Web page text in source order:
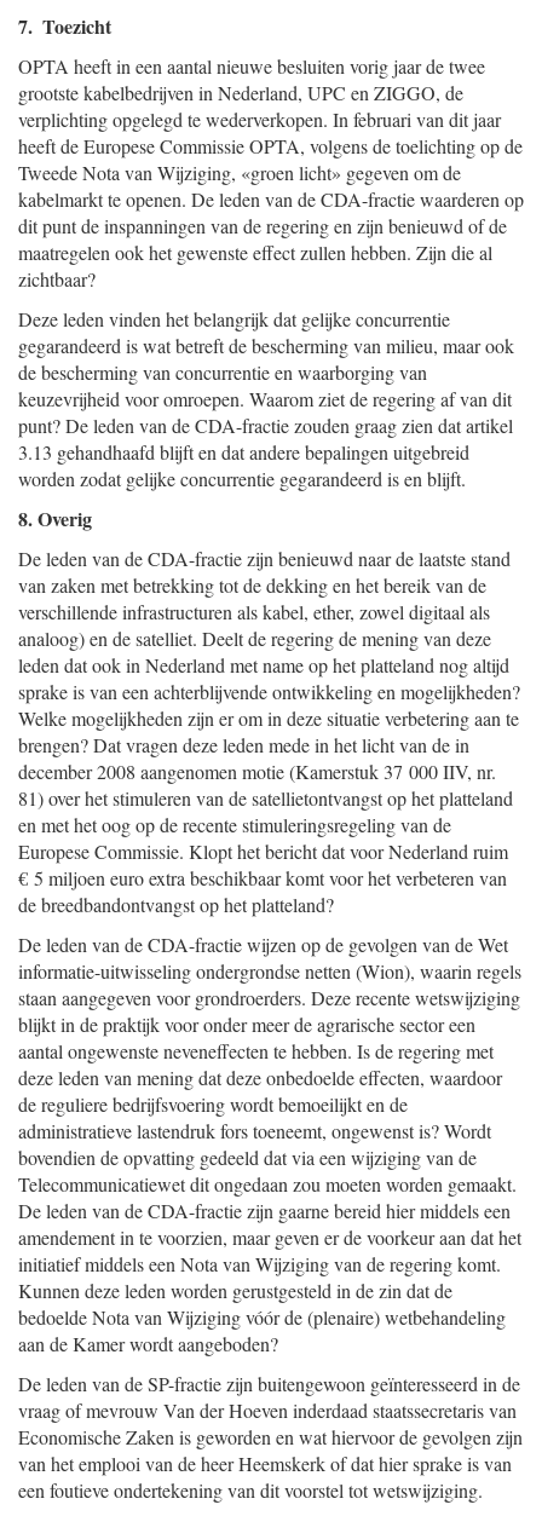
7. Toezicht
OPTA heeft in een aantal nieuwe besluiten vorig jaar de twee
grootste kabelbedrijven in Nederland, UPC en ZIGGO, de
verplichting opgelegd te wederverkopen. In februari van dit jaar
heeft de Europese Commissie OPTA, volgens de toelichting op de
Tweede Nota van Wijziging, «groen licht» gegeven om de
kabelmarkt te openen. De leden van de CDA-fractie waarderen op
dit punt de inspanningen van de regering en zijn benieuwd of de
maatregelen ook het gewenste effect zullen hebben. Zijn die al
zichtbaar?
Deze leden vinden het belangrijk dat gelijke concurrentie
gegarandeerd is wat betreft de bescherming van milieu, maar ook
de bescherming van concurrentie en waarborging van
keuzevrijheid voor omroepen. Waarom ziet de regering af van dit
punt? De leden van de CDA-fractie zouden graag zien dat artikel
3.13 gehandhaafd blijft en dat andere bepalingen uitgebreid
worden zodat gelijke concurrentie gegarandeerd is en blijft.
8. Overig
De leden van de CDA-fractie zijn benieuwd naar de laatste stand
van zaken met betrekking tot de dekking en het bereik van de
verschillende infrastructuren als kabel, ether, zowel digitaal als
analoog) en de satelliet. Deelt de regering de mening van deze
leden dat ook in Nederland met name op het platteland nog altijd
sprake is van een achterblijvende ontwikkeling en mogelijkheden?
Welke mogelijkheden zijn er om in deze situatie verbetering aan te
brengen? Dat vragen deze leden mede in het licht van de in
december 2008 aangenomen motie (Kamerstuk 37 000 IIV, nr.
81) over het stimuleren van de satellietontvangst op het platteland
en met het oog op de recente stimuleringsregeling van de
Europese Commissie. Klopt het bericht dat voor Nederland ruim
€ 5 miljoen euro extra beschikbaar komt voor het verbeteren van
de breedbandontvangst op het platteland?
De leden van de CDA-fractie wijzen op de gevolgen van de Wet
informatie-uitwisseling ondergrondse netten (Wion), waarin regels
staan aangegeven voor grondroerders. Deze recente wetswijziging
blijkt in de praktijk voor onder meer de agrarische sector een
aantal ongewenste neveneffecten te hebben. Is de regering met
deze leden van mening dat deze onbedoelde effecten, waardoor
de reguliere bedrijfsvoering wordt bemoeilijkt en de
administratieve lastendruk fors toeneemt, ongewenst is? Wordt
bovendien de opvatting gedeeld dat via een wijziging van de
Telecommunicatiewet dit ongedaan zou moeten worden gemaakt.
De leden van de CDA-fractie zijn gaarne bereid hier middels een
amendement in te voorzien, maar geven er de voorkeur aan dat het
initiatief middels een Nota van Wijziging van de regering komt.
Kunnen deze leden worden gerustgesteld in de zin dat de
bedoelde Nota van Wijziging vóór de (plenaire) wetbehandeling
aan de Kamer wordt aangeboden?
De leden van de SP-fractie zijn buitengewoon geïnteresseerd in de
vraag of mevrouw Van der Hoeven inderdaad staatssecretaris van
Economische Zaken is geworden en wat hiervoor de gevolgen zijn
van het emplooi van de heer Heemskerk of dat hier sprake is van
een foutieve ondertekening van dit voorstel tot wetswijziging.